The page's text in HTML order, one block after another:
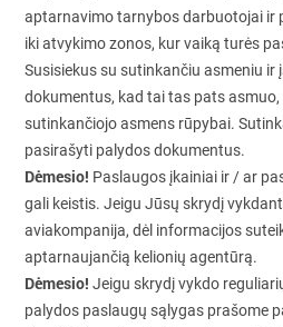
aptarnavimo tarnybos darbuotojai ir
iki atvykimo zonos, kur vaiką turės
Susisiekus su sutinkančiu asmeniu
dokumentus, kad tai tas pats
sutinkančiojo asmens rūpybai.
pasirašyti palydos dokumentus.
Dėmesio! Paslaugos įkainiai ir / ar
gali keistis. Jeigu Jūsų skrydį
aviakompanija, dėl informacijos
aptarnaujančią kelionių agentūrą.
Dėmesio! Jeigu skrydį vykdo
palydos paslaugų sąlygas prašome